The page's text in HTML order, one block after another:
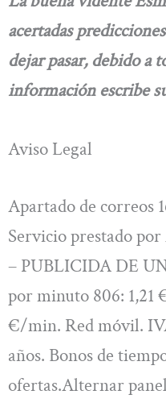
acertadas
dejar pasar, debido a
información escribe
Aviso Legal
Apartado de correos
Servicio prestado
– PUBLICIDA DE
por minuto 806: 1,21
€/min. Red móvil.
años. Bonos de
ofertas.Alternar